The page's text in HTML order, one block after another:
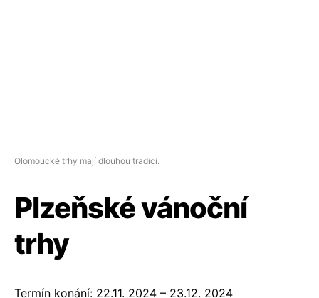
Olomoucké trhy mají dlouhou tradici.
Plzeňské vánoční
trhy
Termín konání: 22.11. 2024 – 23.12. 2024